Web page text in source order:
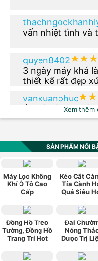
vấn nhiệt tình và
quyen8402
3 ngày máy khá
thiết kế rất đẹp
vanxuanphuc
rồi nói gì nữa giờ.
màu xanh dạ
vn0984_520
dáng đẹp, hợp
tiền, chính sách
sản phẩm này.
ngoquan112
xài được hơn 1
túi tiền , máy gọn
Xem thêm
SẢN PHẨM NỔI
Máy Lọc Không
Khí Ô Tô Cao
Cấp
Kéo Cắt
Tỉa Cành
Quả Siêu
Đồng Hồ Treo
Tường, Đồng Hồ
Trang Trí Hot
Đai
Nóng
Dược Trị